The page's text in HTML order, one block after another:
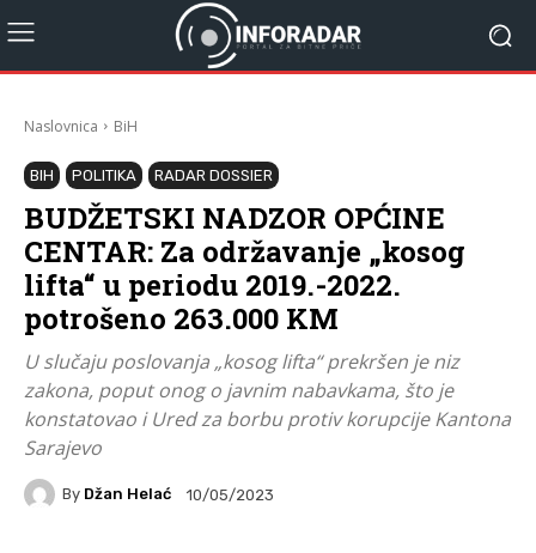
Naslovnica BiH
BIH POLITIKA RADAR DOSSIER
BUDŽETSKI NADZOR OPĆINE
CENTAR: Za održavanje „kosog
lifta“ u periodu 2019.-2022.
potrošeno 263.000 KM
U slučaju poslovanja „kosog lifta“ prekršen je niz
zakona, poput onog o javnim nabavkama, što je
konstatovao i Ured za borbu protiv korupcije Kantona
Sarajevo
By Džan Helać 10/05/2023